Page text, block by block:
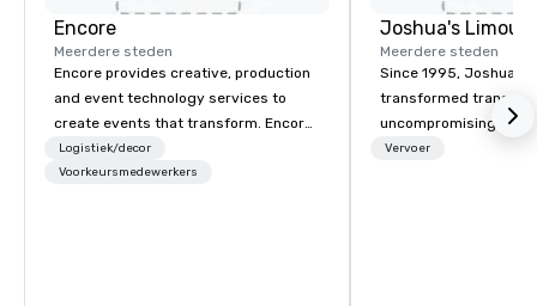
Encore
Meerdere steden
Encore provides creative, production
and event technology services to
create events that transform. Encore
creates memorable event experiences
that engage and transform
Logistiek/decor
Voorkeursmedewerkers
Joshua's
Meerdere steden
Since 1995, Joshua’s
transformed
uncompromising
Founded by Gary and
Vervoer